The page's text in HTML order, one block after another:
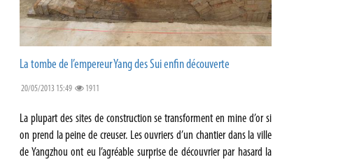
La tombe de l’empereur Yang des Sui enfin découverte
20/05/2013 15:49 1911
La plupart des sites de construction se transforment en mine d’or si
on prend la peine de creuser. Les ouvriers d’un chantier dans la ville
de Yangzhou ont eu l’agréable surprise de découvrier par hasard la